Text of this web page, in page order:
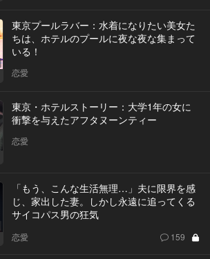
東京プールラバー：水着になりたい美女た
ちは、ホテルのプールに夜な夜な集まって
いる！
恋愛
東京・ホテルストーリー：大学1年の女に
衝撃を与えたアフタヌーンティー
恋愛
「もう、こんな生活無理…」夫に限界を感
じ、家出した妻。しかし永遠に追ってくる
サイコパス男の狂気
恋愛 159